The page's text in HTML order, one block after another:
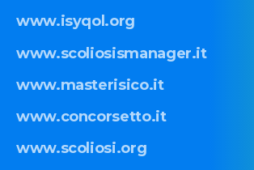
www.isyqol.org
www.scoliosismanager.it
www.masterisico.it
www.concorsetto.it
www.scoliosi.org